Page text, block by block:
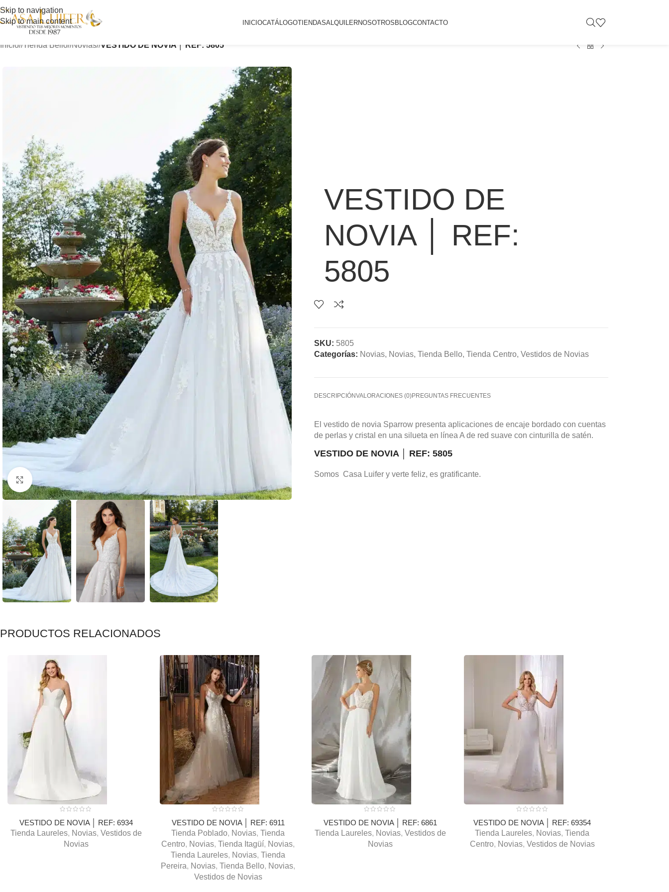
Skip to navigation
Skip to main content
INICIOCATÁLOGOTIENDASALQUILERNOSOTROSBLOGCONTACTO
Inicio/ Tienda Bello/ Novias/ VESTIDO DE NOVIA │ REF: 5805
Clic para ampliar
VESTIDO DE
NOVIA │ REF:
5805
SKU: 5805
Categorías: Novias, Novias, Tienda Bello, Tienda Centro, Vestidos de Novias
DESCRIPCIÓNVALORACIONES (0)PREGUNTAS FRECUENTES
El vestido de novia Sparrow presenta aplicaciones de encaje bordado con cuentas
de perlas y cristal en una silueta en línea A de red suave con cinturilla de satén.
VESTIDO DE NOVIA │ REF: 5805
Somos Casa Luifer y verte feliz, es gratificante.
PRODUCTOS RELACIONADOS
VESTIDO DE NOVIA │ REF: 6934
Tienda Laureles, Novias, Vestidos de
Novias
VESTIDO DE NOVIA │ REF: 6911
Tienda Poblado, Novias, Tienda
Centro, Novias, Tienda Itagüí, Novias,
Tienda Laureles, Novias, Tienda
Pereira, Novias, Tienda Bello, Novias,
Vestidos de Novias
VESTIDO DE NOVIA │ REF: 6861
Tienda Laureles, Novias, Vestidos de
Novias
VESTIDO DE NOVIA │ REF: 69354
Tienda Laureles, Novias, Tienda
Centro, Novias, Vestidos de Novias